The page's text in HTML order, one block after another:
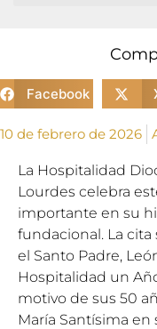
Facebook
10 de febrero de 2026
La Hospitalidad
Lourdes celebra
importante en su
fundacional. La cita
el Santo Padre,
Hospitalidad un
motivo de sus 50
María Santísima en